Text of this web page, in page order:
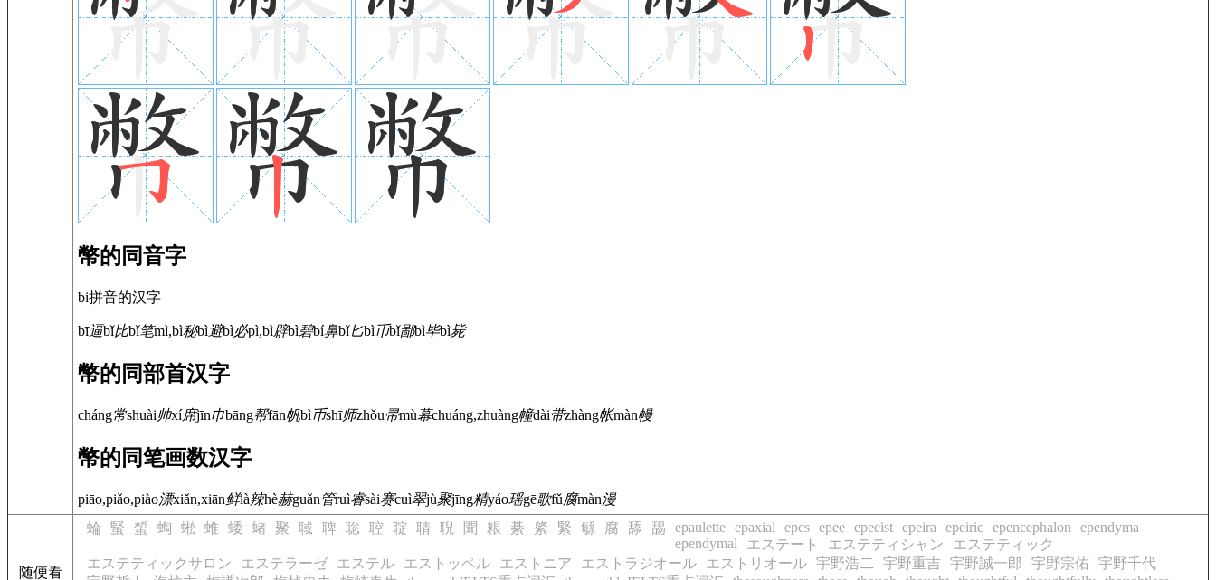
幣的同音字
bi拼音的汉字
bī逼bǐ比bǐ笔mì,bì秘bì避bì必pì,bì辟bì碧bí鼻bǐ匕bì币bǐ鄙bì毕bì毙
幣的同部首汉字
cháng常shuài帅xí席jīn巾bāng帮fān帆bì币shī师zhǒu帚mù幕chuáng,zhuàng幢dài带zhàng帐màn幔
幣的同笔画数汉字
piāo,piǎo,piào漂xiǎn,xiān鲜là辣hè赫guǎn管ruì睿sài赛cuì翠jù聚jīng精yáo瑶gē歌fǔ腐màn漫
随便看
蜦 蜸 蜤 蜪 蜙 蜼 蜲 蝫 聚 聝 聛 聡 聜 聢 聙 聣 聞 粻 綦 綮 緊 緐 腐 舔 舓 epaulette epaxial epcs epee epeeist epeira epeiric epencephalon
ependyma
ependymal
エステート エステティシャン
エステティック
エステティックサロン
エステラーゼ エステル エストッペル エストニア エストラジオール エストリオール 宇野浩二 宇野重吉 宇野誠一郎 宇野宗佑
宇野千代